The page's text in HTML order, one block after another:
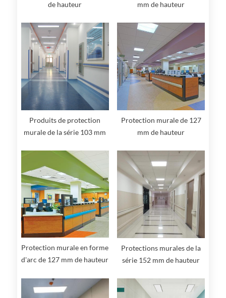
de hauteur mm de hauteur
Produits de protection
murale de la série 103 mm
Protection murale de 127
mm de hauteur
Protection murale en forme
d'arc de 127 mm de hauteur
Protections murales de la
série 152 mm de hauteur